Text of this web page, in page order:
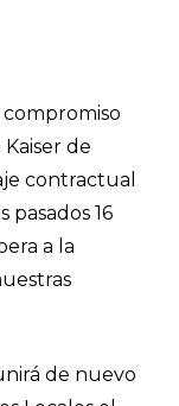
de
contractual
16
a la
de nuevo